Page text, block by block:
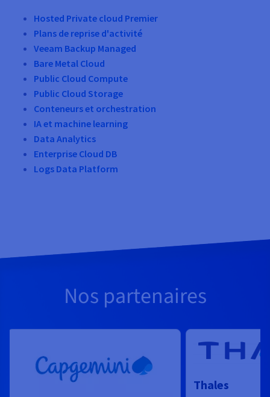
Hosted Private cloud Premier
Plans de reprise d'activité
Veeam Backup Managed
Bare Metal Cloud
Public Cloud Compute
Public Cloud Storage
Conteneurs et orchestration
IA et machine learning
Data Analytics
Enterprise Cloud DB
Logs Data Platform
Nos partenaires
Thales